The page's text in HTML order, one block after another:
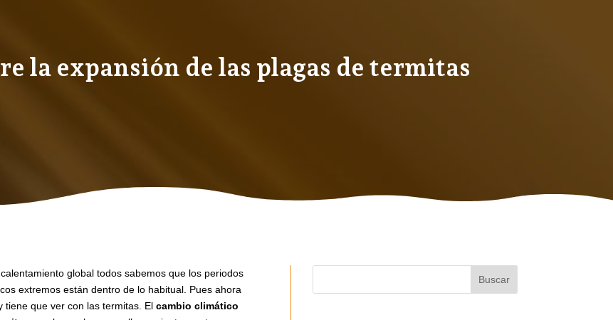
la expansión de las plagas de termitas
global todos sabemos que los periodos
extremos están dentro de lo habitual. Pues ahora
tiene que ver con las termitas. Elcambio climático
Buscar